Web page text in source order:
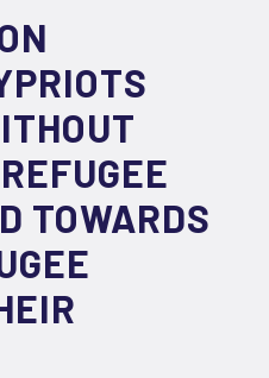
TOWARDS